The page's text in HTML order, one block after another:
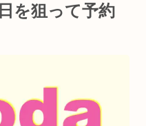
を狙って予約